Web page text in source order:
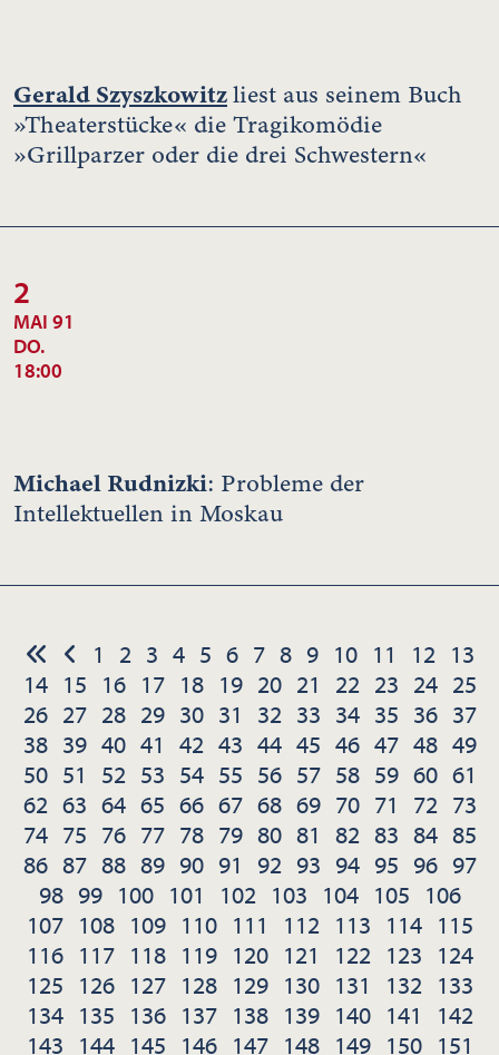
Gerald Szyszkowitzliest aus seinem Buch
»Theaterstücke« die Tragikomödie
»Grillparzer oder die drei Schwestern«
2
MAI 91
DO.
18:00
Michael Rudnizki: Probleme der
Intellektuellen in Moskau
1 2 3 4 5 6 7 8 9 10 11 12 13
14 15 16 17 18 19 20 21 22 23 24 25
26 27 28 29 30 31 32 33 34 35 36 37
38 39 40 41 42 43 44 45 46 47 48 49
50 51 52 53 54 55 56 57 58 59 60 61
62 63 64 65 66 67 68 69 70 71 72 73
74 75 76 77 78 79 80 81 82 83 84 85
86 87 88 89 90 91 92 93 94 95 96 97
98 99 100 101 102 103 104 105 106
107 108 109 110 111 112 113 114 115
116 117 118 119 120 121 122 123 124
125 126 127 128 129 130 131 132 133
134 135 136 137 138 139 140 141
142
143 144 145 146 147 148 149 150 151